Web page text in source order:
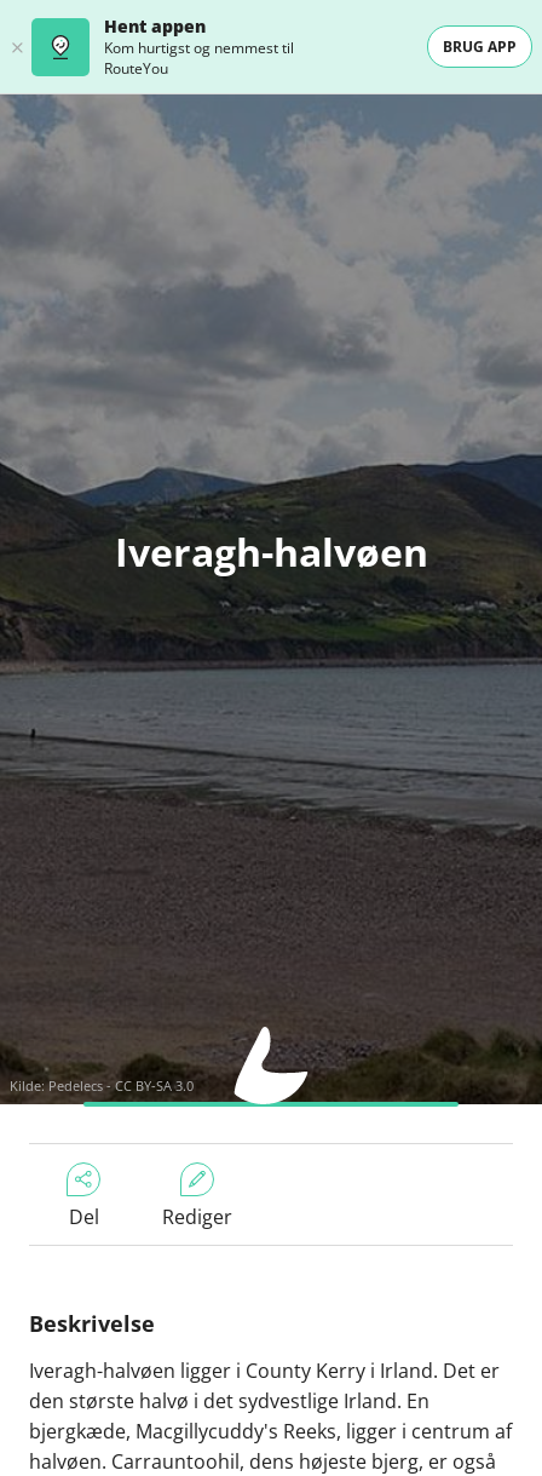
Hent appen
Kom hurtigst og nemmest til
RouteYou
BRUG APP
Iveragh-halvøen
Kilde:Pedelecs - CC BY-SA 3.0
Del Rediger
Beskrivelse
Iveragh-halvøen ligger i County Kerry i Irland. Det er
den største halvø i det sydvestlige Irland. En
bjergkæde, Macgillycuddy's Reeks, ligger i centrum af
halvøen. Carrauntoohil, dens højeste bjerg, er også